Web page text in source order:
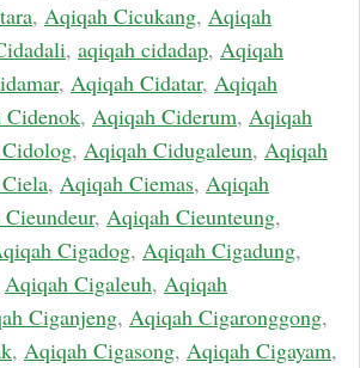
, Aqiqah Cicukang, Aqiqah
, aqiqah cidadap, Aqiqah
, Aqiqah Cidatar, Aqiqah
, Aqiqah Ciderum, Aqiqah
, Aqiqah Cidugaleun, Aqiqah
, Aqiqah Ciemas, Aqiqah
, Aqiqah Cieunteung,
Cigadog, Aqiqah Cigadung,
Aqiqah Cigaleuh, Aqiqah
Ciganjeng, Aqiqah Cigaronggong,
, Aqiqah Cigasong, Aqiqah Cigayam,